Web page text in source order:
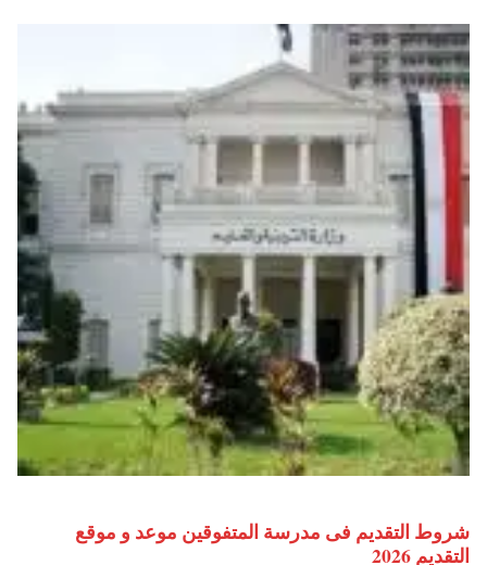
شروط التقديم فى مدرسة المتفوقين موعد و موقع
التقديم 2026